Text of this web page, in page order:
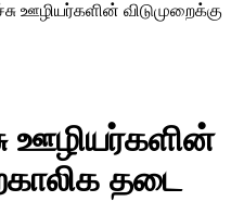
ஊழியர்களின் விடுமுறைக்கு
ஊழியர்களின்
தடை